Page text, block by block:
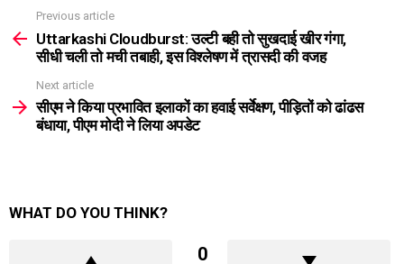
more
Previous article
Uttarkashi Cloudburst: उल्टी बही तो सुखदाई खीर गंगा,
सीधी चली तो मची तबाही, इस विश्लेषण में त्रासदी की वजह
Next article
सीएम ने किया प्रभावित इलाकों का हवाई सर्वेक्षण, पीड़ितों को ढांढस
बंधाया, पीएम मोदी ने लिया अपडेट
WHAT DO YOU THINK?
0